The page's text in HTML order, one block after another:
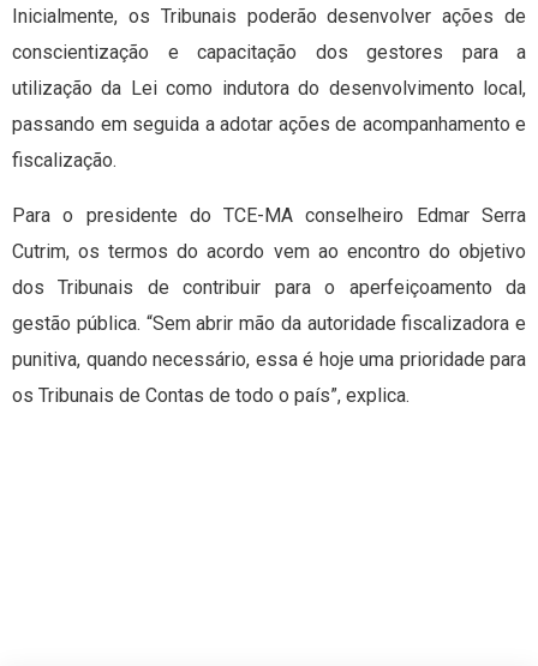
Inicialmente, os Tribunais poderão desenvolver ações de
conscientização e capacitação dos gestores para a
utilização da Lei como indutora do desenvolvimento local,
passando em seguida a adotar ações de acompanhamento e
fiscalização.
Para o presidente do TCE-MA conselheiro Edmar Serra
Cutrim, os termos do acordo vem ao encontro do objetivo
dos Tribunais de contribuir para o aperfeiçoamento da
gestão pública. “Sem abrir mão da autoridade fiscalizadora e
punitiva, quando necessário, essa é hoje uma prioridade para
os Tribunais de Contas de todo o país”, explica.